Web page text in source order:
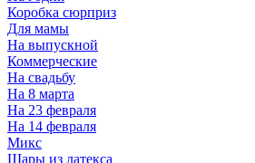
Коробка сюрприз
Для мамы
На выпускной
Коммерческие
На свадьбу
На 8 марта
На 23 февраля
На 14 февраля
Микс
Шары из латекса